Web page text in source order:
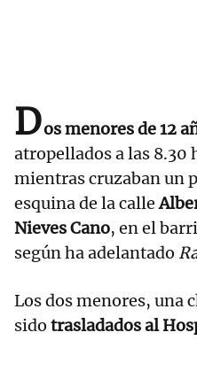
Dos menores de 12
atropellados a las 8.30
mientras cruzaban un
esquina de la calle
Nieves Cano, en el
según ha adelantado
Los dos menores, una
sido trasladados al